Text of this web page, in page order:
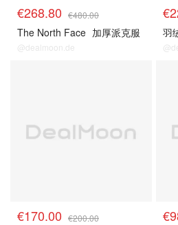
€268.80 €480.00
The North Face 加厚派克服
@dealmoon.de
羽
€170.00 €200.00